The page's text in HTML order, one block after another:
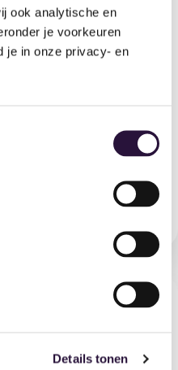
ook analytische en
je voorkeuren
je in onze privacy- en
Details tonen
&
rapportage
CPMLive
Dashboarding,
prognoses en
Ontdek